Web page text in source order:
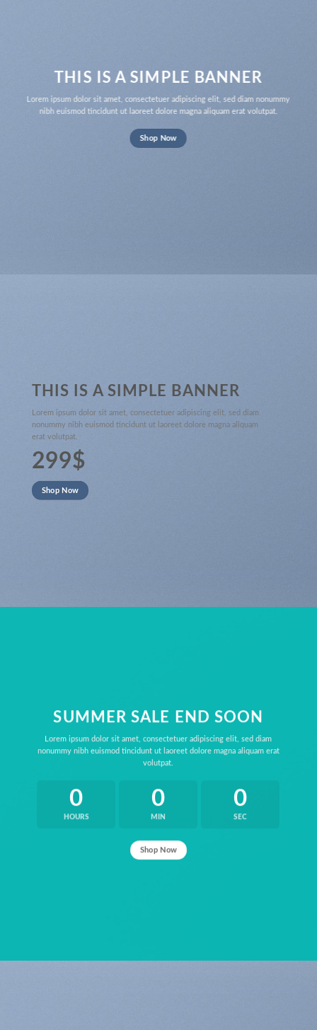
THIS IS A SIMPLE BANNER
Lorem ipsum dolor sit amet, consectetuer adipiscing elit, sed diam nonummy
nibh euismod tincidunt ut laoreet dolore magna aliquam erat volutpat.
Shop Now
THIS IS A SIMPLE BANNER
Lorem ipsum dolor sit amet, consectetuer adipiscing elit, sed diam
nonummy nibh euismod tincidunt ut laoreet dolore magna aliquam
erat volutpat.
299$
Shop Now
SUMMER SALE END SOON
Lorem ipsum dolor sit amet, consectetuer adipiscing elit, sed diam
nonummy nibh euismod tincidunt ut laoreet dolore magna aliquam erat
volutpat.
0
HOURS
0
MIN
0
SEC
Shop Now